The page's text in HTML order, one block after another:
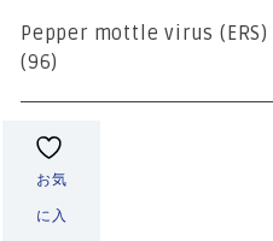
Pepper mottle virus (ERS)
(96)
お気
に入